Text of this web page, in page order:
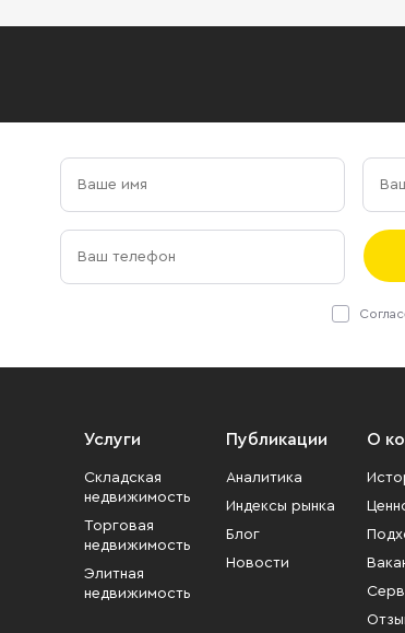
Услуги
Складская
недвижимость
Торговая
недвижимость
Элитная
недвижимость
Публикации
Аналитика
Индексы рынка
Блог
Новости
О